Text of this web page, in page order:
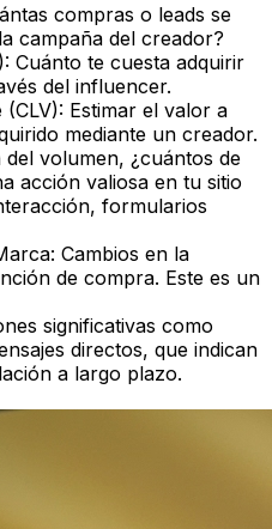
compras o leads se
campaña del creador?
Cuánto te cuesta adquirir
del influencer.
Estimar el valor a
mediante un creador.
volumen, ¿cuántos de
acción valiosa en tu sitio
formularios
Cambios en la
de compra. Este es un
significativas como
directos, que indican
a largo plazo.